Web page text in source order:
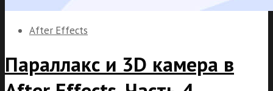
After Effects
Параллакс и 3D камера в